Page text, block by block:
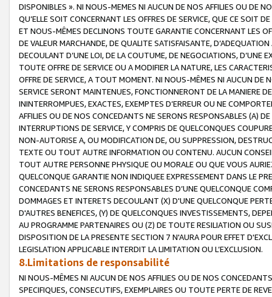
DISPONIBLES ». NI NOUS-MEMES NI AUCUN DE NOS AFFILIES OU DE
QU’ELLE SOIT CONCERNANT LES OFFRES DE SERVICE, QUE CE SOIT
ET NOUS-MÊMES DECLINONS TOUTE GARANTIE CONCERNANT LES
DE VALEUR MARCHANDE, DE QUALITE SATISFAISANTE,
DECOULANT D’UNE LOI, DE LA COUTUME, DE NEGOCIATIONS, D’UNE
TOUTE OFFRE DE SERVICE OU A MODIFIER LA NATURE, LES
OFFRE DE SERVICE, A TOUT MOMENT. NI NOUS-MÊMES NI AUCUN DE
SERVICE SERONT MAINTENUES, FONCTIONNERONT DE LA MANIERE
ININTERROMPUES, EXACTES, EXEMPTES D’ERREUR OU NE
AFFILIES OU DE NOS CONCEDANTS NE SERONS RESPONSABLES (A)
INTERRUPTIONS DE SERVICE, Y COMPRIS DE QUELCONQUES
NON-AUTORISE A, OU MODIFICATION DE, OU SUPPRESSION,
TEXTE OU TOUT AUTRE INFORMATION OU CONTENU. AUCUN
TOUT AUTRE PERSONNE PHYSIQUE OU MORALE OU QUE VOUS
QUELCONQUE GARANTIE NON INDIQUEE EXPRESSEMENT DANS LE
CONCEDANTS NE SERONS RESPONSABLES D’UNE QUELCONQUE
DOMMAGES ET INTERETS DECOULANT (X) D'UNE QUELCONQUE
D'AUTRES BENEFICES, (Y) DE QUELCONQUES INVESTISSEMENTS,
AU PROGRAMME PARTENAIRES OU (Z) DE TOUTE RESILIATION OU
DISPOSITION DE LA PRESENTE SECTION 7 N'AURA POUR EFFET
LEGISLATION APPLICABLE INTERDIT LA LIMITATION OU L’EXCLUSION.
8.Limitations de responsabilité
NI NOUS-MÊMES NI AUCUN DE NOS AFFILIES OU DE NOS
SPECIFIQUES, CONSECUTIFS, EXEMPLAIRES OU TOUTE PERTE DE